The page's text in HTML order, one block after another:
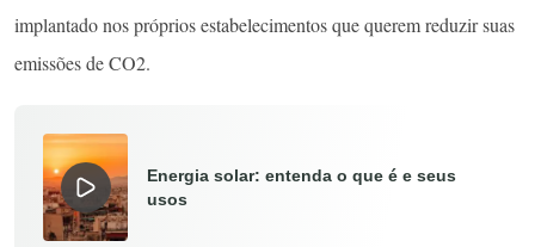
implantado nos próprios estabelecimentos que querem reduzir suas
emissões de CO2.
Energia solar: entenda o que é e seus
usos